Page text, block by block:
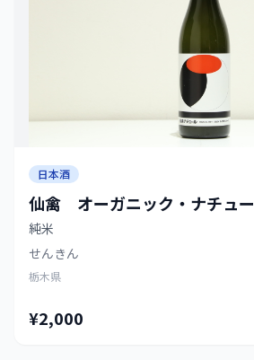
日本酒
仙禽 オーガニック・ナチュ
純米
せんきん
栃木県
¥2,000